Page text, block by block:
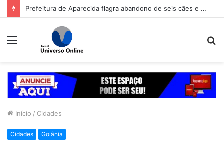
Prefeitura de Aparecida flagra abandono de seis cães e reitera que o ato é crime inafiançável
Menu
Início / Cidades
Cidades Goiânia